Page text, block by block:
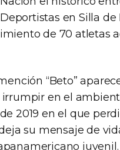
en Silla
de 70 atletas
“Beto”
en el
2019 en el que
su mensaje de
juvenil.